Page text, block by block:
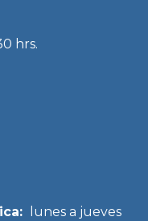
hrs.
lunes a jueves